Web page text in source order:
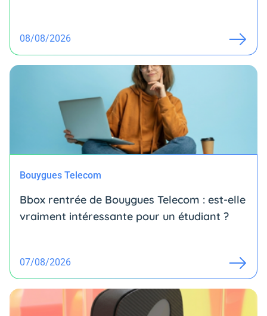
08/08/2026
Bouygues Telecom
Bbox rentrée de Bouygues Telecom : est-elle
vraiment intéressante pour un étudiant ?
07/08/2026